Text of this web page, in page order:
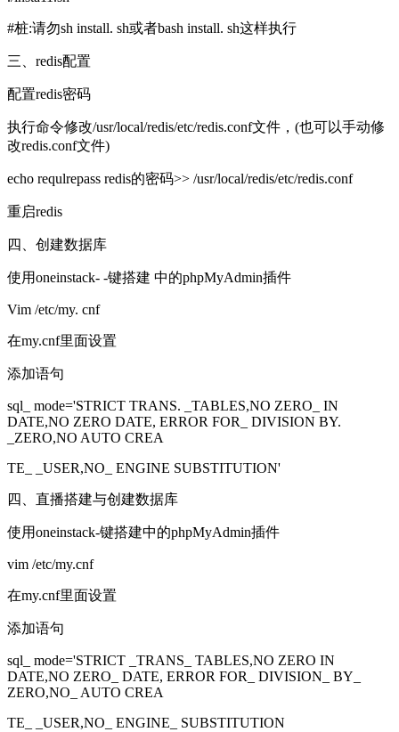
#桩:请勿sh install. sh或者bash install. sh这样执行
三、redis配置
配置redis密码
执行命令修改/usr/local/redis/etc/redis.conf文件，(也可以手动修
改redis.conf文件)
echo requlrepass redis的密码>> /usr/local/redis/etc/redis.conf
重启redis
四、创建数据库
使用oneinstack- -键搭建 中的phpMyAdmin插件
Vim /etc/my. cnf
在my.cnf里面设置
添加语句
sql_ mode='STRICT TRANS. _TABLES,NO ZERO_ IN
DATE,NO ZERO DATE, ERROR FOR_ DIVISION BY.
_ZERO,NO AUTO CREA
TE_ _USER,NO_ ENGINE SUBSTITUTION'
四、直播搭建与创建数据库
使用oneinstack-键搭建中的phpMyAdmin插件
vim /etc/my.cnf
在my.cnf里面设置
添加语句
sql_ mode='STRICT _TRANS_ TABLES,NO ZERO IN
DATE,NO ZERO_ DATE, ERROR FOR_ DIVISION_ BY_
ZERO,NO_ AUTO CREA
TE_ _USER,NO_ ENGINE_ SUBSTITUTION